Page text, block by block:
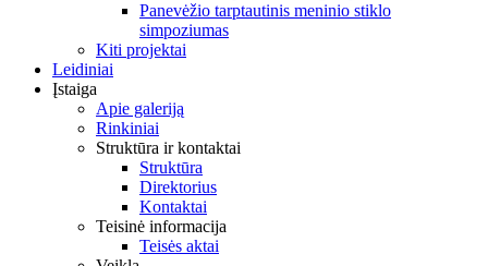
Panevėžio tarptautinis meninio stiklo
simpoziumas
Kiti projektai
Leidiniai
Įstaiga
Apie galeriją
Rinkiniai
Struktūra ir kontaktai
Struktūra
Direktorius
Kontaktai
Teisinė informacija
Teisės aktai